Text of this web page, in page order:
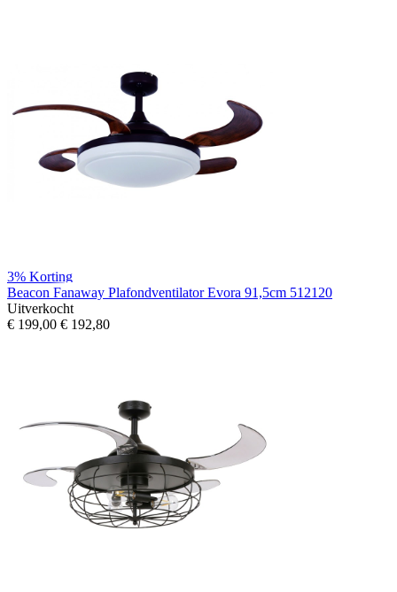
3% Korting
Beacon Fanaway Plafondventilator Evora 91,5cm 512120
Uitverkocht
€ 199,00 € 192,80